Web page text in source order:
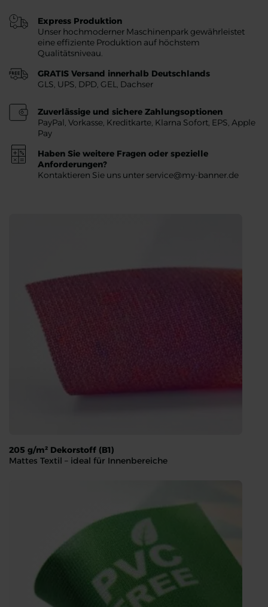
Express Produktion
Unser hochmoderner Maschinenpark gewährleistet
eine effiziente Produktion auf höchstem
Qualitätsniveau.
GRATIS Versand innerhalb Deutschlands
GLS, UPS, DPD, GEL, Dachser
Zuverlässige und sichere Zahlungsoptionen
PayPal, Vorkasse, Kreditkarte, Klarna Sofort, EPS, Apple
Pay
Haben Sie weitere Fragen oder spezielle
Anforderungen?
Kontaktieren Sie uns unter service@my-banner.de
205 g/m² Dekorstoff (B1)
Mattes Textil – ideal für Innenbereiche